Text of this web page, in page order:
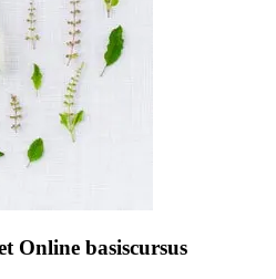
Online basiscursus